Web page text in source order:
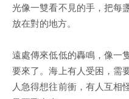
光像一雙看不見的手，把每
放在對的地方。
遠處傳來低低的轟鳴，像
要來了。海上有人受困，需
人急得想往前衝，有人互相